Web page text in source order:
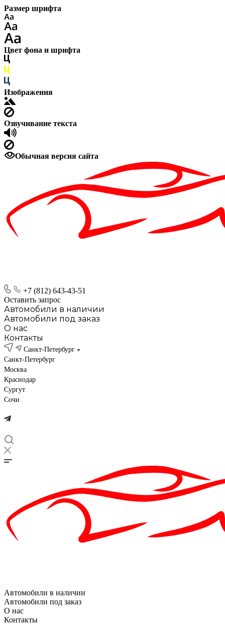
Размер шрифта
Цвет фона и шрифта
Изображения
Озвучивание текста
Обычная версия сайта
+7 (812) 643-43-51
Оставить запрос
Автомобили в наличии
Автомобили под заказ
О нас
Контакты
Санкт-Петербург
Санкт-Петербург
Москва
Краснодар
Сургут
Сочи
Автомобили в наличии
Автомобили под заказ
О нас
Контакты